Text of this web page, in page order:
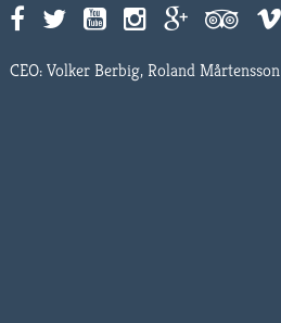
CEO: Volker Berbig, Roland Mårtensson